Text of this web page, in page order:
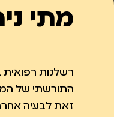
ומעמיק בנוגע
כאבים באיבר
מקרים שלא הפנו
מתי
רשלנות
התורשתי של
זאת לבעיה